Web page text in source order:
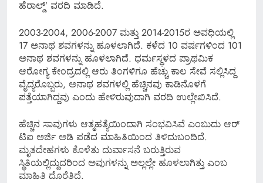
ಹೆರಾಲ್ಡ್’ ವರದಿ ಮಾಡಿದೆ.
2003-2004, 2006-2007 ಮತ್ತು 2014-2015ರ ಅವಧಿಯಲ್ಲಿ
17 ಅನಾಥ ಶವಗಳನ್ನು ಹೂಳಲಾಗಿದೆ. ಕಳೆದ 10 ವರ್ಷಗಳಿಂದ 101
ಅನಾಥ ಶವಗಳನ್ನು ಹೂಳಲಾಗಿದೆ. ಧರ್ಮಸ್ಥಳದ ಪ್ರಾಥಮಿಕ
ಆರೋಗ್ಯ ಕೇಂದ್ರದಲ್ಲಿ ಆರು ತಿಂಗಳಿಗೂ ಹೆಚ್ಚು ಕಾಲ ಸೇವೆ ಸಲ್ಲಿಸಿದ್ದ
ವೈದ್ಯರೊಬ್ಬರು, ಅನಾಥ ಶವಗಳಲ್ಲಿ ಹೆಚ್ಚಿನವು ಕಾಡಿನೊಳಗೆ
ಪತ್ತೆಯಾಗಿದ್ದವು ಎಂದು ಹೇಳಿರುವುದಾಗಿ ವರದಿ ಉಲ್ಲೇಖಿಸಿದೆ.
ಹೆಚ್ಚಿನ ಸಾವುಗಳು ಆತ್ಮಹತ್ಯೆಯಿಂದಾಗಿ ಸಂಭವಿಸಿವೆ ಎಂಬುದು ಆರ್​
ಟಿಐ ಅರ್ಜಿ ಅಡಿ ಪಡೆದ ಮಾಹಿತಿಯಿಂದ ತಿಳಿದುಬಂದಿದೆ.
ಮೃತದೇಹಗಳು ಕೊಳೆತು ದುರ್ವಾಸನೆ ಬರುತ್ತಿರುವ
ಸ್ಥಿತಿಯಲ್ಲಿದ್ದುದರಿಂದ ಅವುಗಳನ್ನು ಅಲ್ಲಲ್ಲೇ ಹೂಳಲಾಗಿತ್ತು ಎಂಬ
ಮಾಹಿತಿ ದೊರೆತಿದೆ.